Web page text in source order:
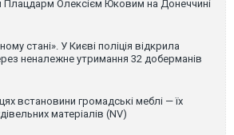
Плацдарм Олексієм Юковим на Донеччині
стані». У Києві поліція відкрила
неналежне утримання 32 доберманів
встановини громадські меблі — їх
матеріалів (NV)